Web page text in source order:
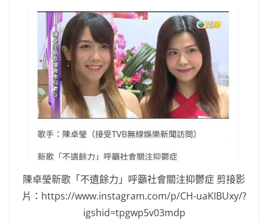
陳卓瑩新歌「不遺餘力」呼籲社會關注抑鬱症 剪接影
片：https://www.instagram.com/p/CH-uaKIBUxy/?
igshid=tpgwp5v03mdp